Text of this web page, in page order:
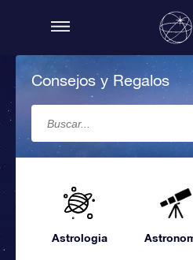
Consejos y Regalos
Astrologia